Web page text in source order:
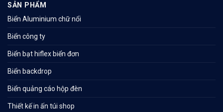
SẢN PHẨM
Biển Aluminium chữ nổi
Biển công ty
Biển bạt hiflex biển đơn
Biển backdrop
Biển quảng cáo hộp đèn
Thiết kế in ấn túi shop